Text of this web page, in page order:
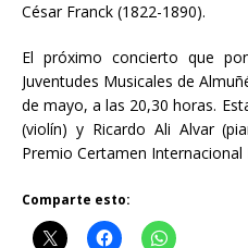
César Franck (1822-1890).
El próximo concierto que
Juventudes Musicales de
de mayo, a las 20,30 horas.
(violín) y Ricardo Ali Alvar
Premio Certamen
Comparte esto: